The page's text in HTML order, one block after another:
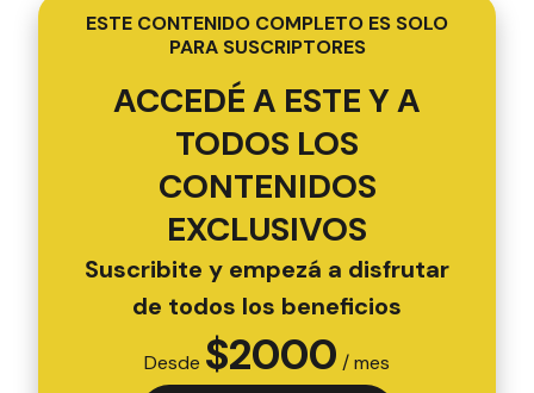
ESTE CONTENIDO COMPLETO ES SOLO
PARA SUSCRIPTORES
ACCEDÉ A ESTE Y A
TODOS LOS
CONTENIDOS
EXCLUSIVOS
Suscribite y empezá a disfrutar
de todos los beneficios
Desde $2000 / mes